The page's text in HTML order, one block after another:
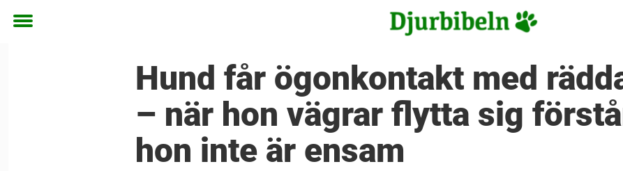
Toggle
Hund får ögonkontakt med
– när hon vägrar flytta sig
hon inte är ensam